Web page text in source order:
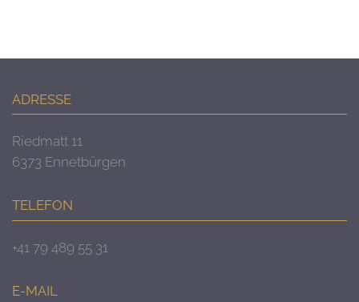
ADRESSE
Riedmatt 11
6373 Ennetbürgen
TELEFON
+41 79 489 55 31
E-MAIL